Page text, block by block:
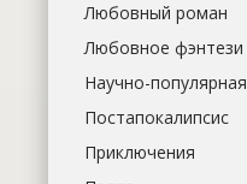
Любовный роман
Любовное фэнтези
Научно-популярная
Постапокалипсис
Приключения